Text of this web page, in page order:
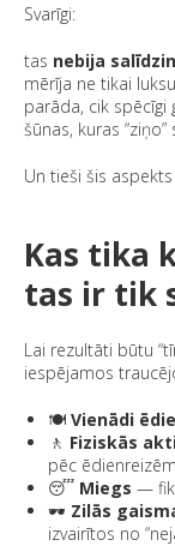
Svarīgi:
tas nebija
mērīja ne tikai
parāda, cik
šūnas, kuras
Un tieši šis
Kas tika
tas ir tik
Lai rezultāti būtu
iespējamos
🍽️ Vienādi
🚶 Fiziskās
pēc ēdienreizēm
😴 Miegs —
🕶️ Zilās
izvairītos no